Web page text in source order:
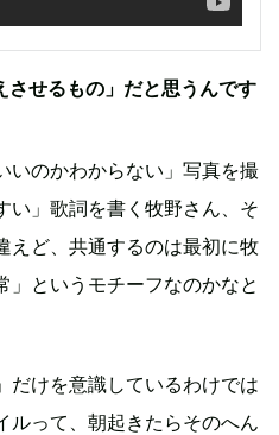
させるもの」だと思うんです
のかわからない」写真を撮
い」歌詞を書く牧野さん、そ
えど、共通するのは最初に牧
」というモチーフなのかなと
だけを意識しているわけでは
ルって、朝起きたらそのへん